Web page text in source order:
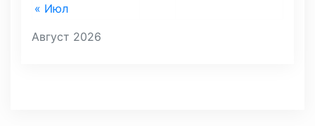
Август 2026
« Июл